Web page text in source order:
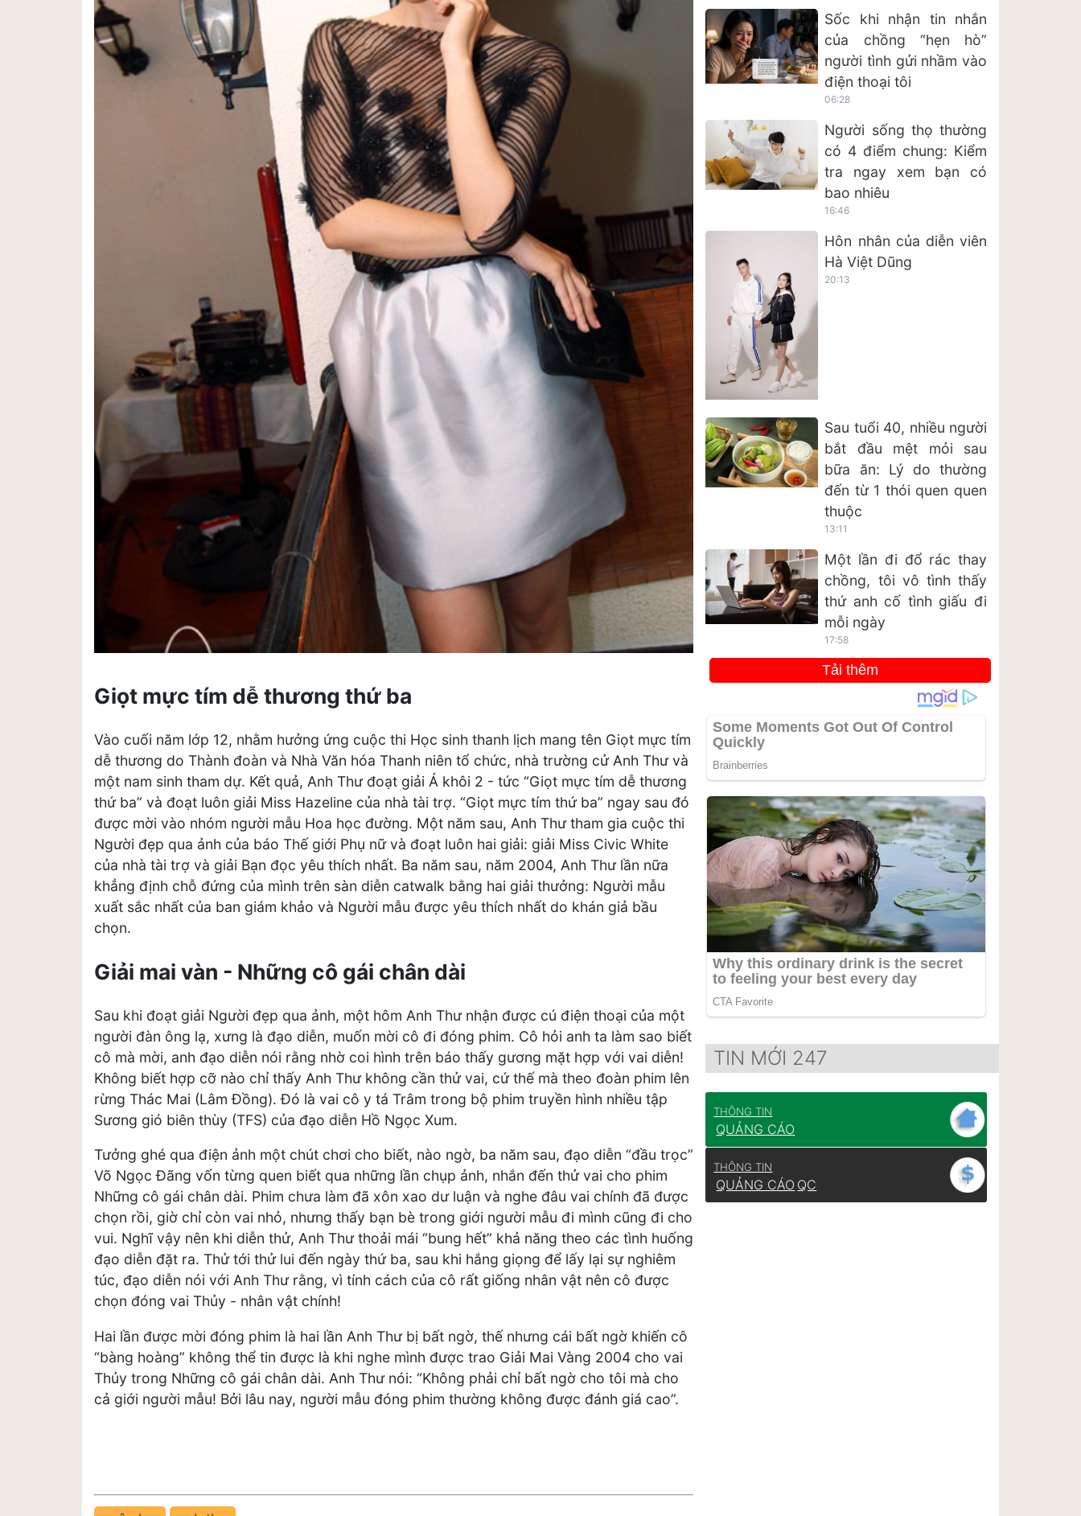
Giọt mực tím dễ thương thứ ba
Vào cuối năm lớp 12, nhằm hưởng ứng cuộc thi Học sinh thanh lịch mang tên Giọt mực tím
dễ thương do Thành đoàn và Nhà Văn hóa Thanh niên tổ chức, nhà trường cử Anh Thư và
một nam sinh tham dự. Kết quả, Anh Thư đoạt giải Á khôi 2 - tức “Giọt mực tím dễ thương
thứ ba” và đoạt luôn giải Miss Hazeline của nhà tài trợ. “Giọt mực tím thứ ba” ngay sau đó
được mời vào nhóm người mẫu Hoa học đường. Một năm sau, Anh Thư tham gia cuộc thi
Người đẹp qua ảnh của báo Thế giới Phụ nữ và đoạt luôn hai giải: giải Miss Civic White
của nhà tài trợ và giải Bạn đọc yêu thích nhất. Ba năm sau, năm 2004, Anh Thư lần nữa
khẳng định chỗ đứng của mình trên sàn diễn catwalk bằng hai giải thưởng: Người mẫu
xuất sắc nhất của ban giám khảo và Người mẫu được yêu thích nhất do khán giả bầu
chọn.
Giải mai vàn - Những cô gái chân dài
Sau khi đoạt giải Người đẹp qua ảnh, một hôm Anh Thư nhận được cú điện thoại của một
người đàn ông lạ, xưng là đạo diễn, muốn mời cô đi đóng phim. Cô hỏi anh ta làm sao biết
cô mà mời, anh đạo diễn nói rằng nhờ coi hình trên báo thấy gương mặt hợp với vai diễn!
Không biết hợp cỡ nào chỉ thấy Anh Thư không cần thử vai, cứ thế mà theo đoàn phim lên
rừng Thác Mai (Lâm Đồng). Đó là vai cô y tá Trâm trong bộ phim truyền hình nhiều tập
Sương gió biên thùy (TFS) của đạo diễn Hồ Ngọc Xum.
Tưởng ghé qua điện ảnh một chút chơi cho biết, nào ngờ, ba năm sau, đạo diễn “đầu trọc”
Võ Ngọc Đãng vốn từng quen biết qua những lần chụp ảnh, nhắn đến thử vai cho phim
Những cô gái chân dài. Phim chưa làm đã xôn xao dư luận và nghe đâu vai chính đã được
chọn rồi, giờ chỉ còn vai nhỏ, nhưng thấy bạn bè trong giới người mẫu đi mình cũng đi cho
vui. Nghĩ vậy nên khi diễn thử, Anh Thư thoải mái “bung hết” khả năng theo các tình huống
đạo diễn đặt ra. Thử tới thử lui đến ngày thứ ba, sau khi hắng giọng để lấy lại sự nghiêm
túc, đạo diễn nói với Anh Thư rằng, vì tính cách của cô rất giống nhân vật nên cô được
chọn đóng vai Thủy - nhân vật chính!
Hai lần được mời đóng phim là hai lần Anh Thư bị bất ngờ, thế nhưng cái bất ngờ khiến cô
“bàng hoàng” không thể tin được là khi nghe mình được trao Giải Mai Vàng 2004 cho vai
Thủy trong Những cô gái chân dài. Anh Thư nói: “Không phải chỉ bất ngờ cho tôi mà cho
cả giới người mẫu! Bởi lâu nay, người mẫu đóng phim thường không được đánh giá cao”.
Sốc khi nhận tin nhắn
của chồng “hẹn hò”
người tình gửi nhầm vào
điện thoại tôi
06:28
Người sống thọ thường
có 4 điểm chung: Kiểm
tra ngay xem bạn có
bao nhiêu
16:46
Hôn nhân của diễn viên
Hà Việt Dũng
20:13
Sau tuổi 40, nhiều người
bắt đầu mệt mỏi sau
bữa ăn: Lý do thường
đến từ 1 thói quen quen
thuộc
13:11
Một lần đi đổ rác thay
chồng, tôi vô tình thấy
thứ anh cố tình giấu đi
mỗi ngày
17:58
Tải thêm
TIN MỚI 247
THÔNG TIN
QUẢNG CÁO
THÔNG TIN
QUẢNG CÁO QC